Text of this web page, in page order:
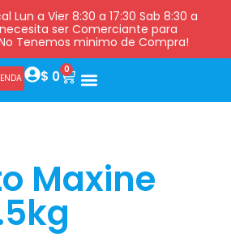
Lun a Vier 8:30 a 17:30 Sab 8:30 a
necesita ser Comerciante para
Tenemos minimo de Compra!
$ 0 0
Maxine